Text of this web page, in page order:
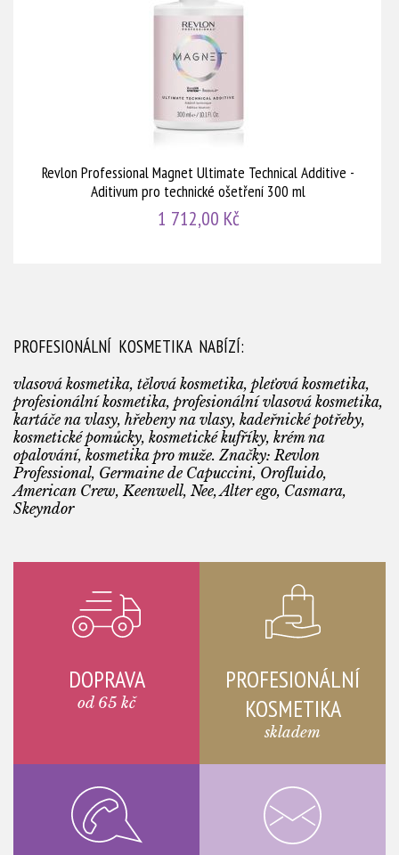
Revlon Professional Magnet Ultimate Technical Additive -
Aditivum pro technické ošetření 300 ml
1 712,00 Kč
PROFESIONÁLNÍ KOSMETIKA NABÍZÍ:
vlasová kosmetika, tělová kosmetika, pleťová kosmetika,
profesionální kosmetika, profesionální vlasová kosmetika,
kartáče na vlasy, hřebeny na vlasy, kadeřnické potřeby,
kosmetické pomůcky, kosmetické kufříky, krém na
opalování, kosmetika pro muže. Značky: Revlon
Professional, Germaine de Capuccini, Orofluido,
American Crew, Keenwell, Nee, Alter ego, Casmara,
Skeyndor
DOPRAVA
od 65 kč
PROFESIONÁLNÍ
KOSMETIKA
skladem